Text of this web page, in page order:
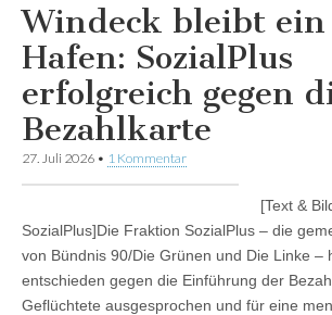
Windeck bleibt ein
Hafen: SozialPlus
erfolgreich gegen
Bezahlkarte
27. Juli 2026 • 1 Kommentar
[Text &
SozialPlus]Die Fraktion SozialPlus – die
von Bündnis 90/Die Grünen und Die Linke –
entschieden gegen die Einführung der
Geflüchtete ausgesprochen und für eine